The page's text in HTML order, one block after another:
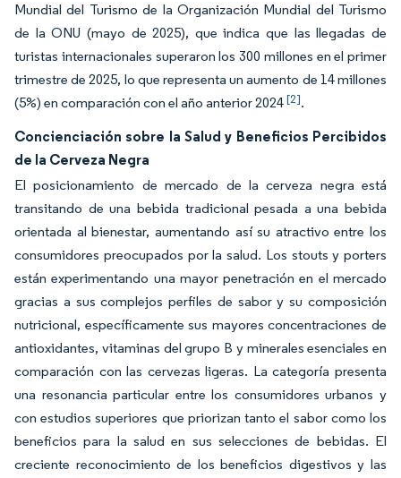
Mundial del Turismo de la Organización Mundial del Turismo
de la ONU (mayo de 2025), que indica que las llegadas de
turistas internacionales superaron los 300 millones en el primer
trimestre de 2025, lo que representa un aumento de 14 millones
(5%) en comparación con el año anterior 2024[2].
Concienciación sobre la Salud y Beneficios Percibidos
de la Cerveza Negra
El posicionamiento de mercado de la cerveza negra está
transitando de una bebida tradicional pesada a una bebida
orientada al bienestar, aumentando así su atractivo entre los
consumidores preocupados por la salud. Los stouts y porters
están experimentando una mayor penetración en el mercado
gracias a sus complejos perfiles de sabor y su composición
nutricional, específicamente sus mayores concentraciones de
antioxidantes, vitaminas del grupo B y minerales esenciales en
comparación con las cervezas ligeras. La categoría presenta
una resonancia particular entre los consumidores urbanos y
con estudios superiores que priorizan tanto el sabor como los
beneficios para la salud en sus selecciones de bebidas. El
creciente reconocimiento de los beneficios digestivos y las